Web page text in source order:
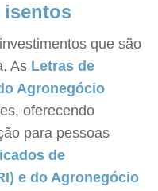
isentos
que são
As Letras de
Agronegócio
oferecendo
para pessoas
de
e do Agronegócio